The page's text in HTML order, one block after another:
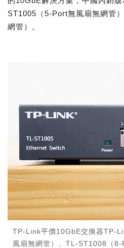
ST1005（5-Port無風扇無網管
網管）。
TP-Link平價10GbE交換器TP-
風扇無網管）、TL-ST1008（